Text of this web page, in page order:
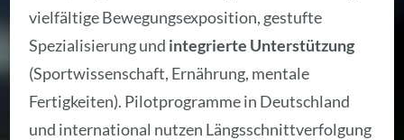
vielfältige Bewegungsexposition, gestufte
Spezialisierung und integrierte Unterstützung
(Sportwissenschaft, Ernährung, mentale
Fertigkeiten). Pilotprogramme in Deutschland
und international nutzen Längsschnittverfolgung